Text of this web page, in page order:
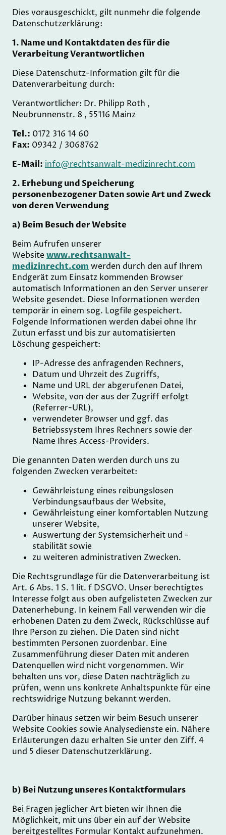
Dies vorausgeschickt, gilt nunmehr die folgende
Datenschutzerklärung:
1. Name und Kontaktdaten des für die
Verarbeitung Verantwortlichen
Diese Datenschutz-Information gilt für die
Datenverarbeitung durch:
Verantwortlicher: Dr. Philipp Roth ,
Neubrunnenstr. 8 , 55116 Mainz
Tel.: 0172 316 14 60
Fax: 09342 / 3068762
E-Mail: info@rechtsanwalt-medizinrecht.com
2. Erhebung und Speicherung
personenbezogener Daten sowie Art und Zweck
von deren Verwendung
a) Beim Besuch der Website
Beim Aufrufen unserer
Websitewww.rechtsanwalt-
medizinrecht.com werden durch den auf Ihrem
Endgerät zum Einsatz kommenden Browser
automatisch Informationen an den Server unserer
Website gesendet. Diese Informationen werden
temporär in einem sog. Logfile gespeichert.
Folgende Informationen werden dabei ohne Ihr
Zutun erfasst und bis zur automatisierten
Löschung gespeichert:
IP-Adresse des anfragenden Rechners,
Datum und Uhrzeit des Zugriffs,
Name und URL der abgerufenen Datei,
Website, von der aus der Zugriff erfolgt
(Referrer-URL),
verwendeter Browser und ggf. das
Betriebssystem Ihres Rechners sowie der
Name Ihres Access-Providers.
Die genannten Daten werden durch uns zu
folgenden Zwecken verarbeitet:
Gewährleistung eines reibungslosen
Verbindungsaufbaus der Website,
Gewährleistung einer komfortablen Nutzung
unserer Website,
Auswertung der Systemsicherheit und -
stabilität sowie
zu weiteren administrativen Zwecken.
Die Rechtsgrundlage für die Datenverarbeitung ist
Art. 6 Abs. 1 S. 1 lit. f DSGVO. Unser berechtigtes
Interesse folgt aus oben aufgelisteten Zwecken zur
Datenerhebung. In keinem Fall verwenden wir die
erhobenen Daten zu dem Zweck, Rückschlüsse auf
Ihre Person zu ziehen. Die Daten sind nicht
bestimmten Personen zuordenbar. Eine
Zusammenführung dieser Daten mit anderen
Datenquellen wird nicht vorgenommen. Wir
behalten uns vor, diese Daten nachträglich zu
prüfen, wenn uns konkrete Anhaltspunkte für eine
rechtswidrige Nutzung bekannt werden.
Darüber hinaus setzen wir beim Besuch unserer
Website Cookies sowie Analysedienste ein. Nähere
Erläuterungen dazu erhalten Sie unter den Ziff. 4
und 5 dieser Datenschutzerklärung.
b) Bei Nutzung unseres Kontaktformulars
Bei Fragen jeglicher Art bieten wir Ihnen die
Möglichkeit, mit uns über ein auf der Website
bereitgestelltes Formular Kontakt aufzunehmen.